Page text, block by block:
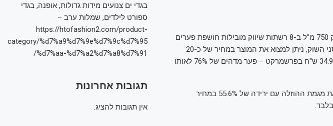
כתית מעולה בבקבוק 750 מ"ל ב-8 רשתות שיווק מובילות חושפת פערים
דרמטיים: ברשתות כמו רמי לוי, חצי חינם, יוחננוף ומחסני השוק, ניתן למצוא את המוצר במחיר של כ-20
ש"ח בלבד. מנגד, ברשתות אחרות המחיר עולה עד ל-34.90 ש"ח בפרשמרקט – פער מדהים של 76% לאותו
מעניין במיוחד הוא המקרה של מחסני השוק, שהוביל את מגמת ההוזלה עם ירידה של 55.6% במחיר
בגדי ים צנועים מידות גדולות, אופנה, בגדי
ספורט לילדים, שמלות ערב –
https://htofashion2.com/product-
category/%d7%a9%d7%9e%d7%9c%d7%95
%d7%aa-%d7%a2%d7%a8%d7%91/
תגובות אחרונות
אין תגובות להציג.